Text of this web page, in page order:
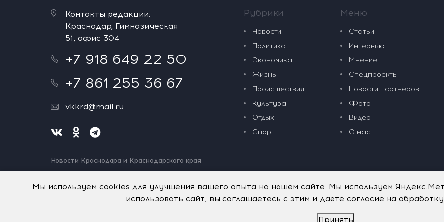
Контакты редакции:
Краснодар, Гимназическая
51, офис 304
+7 918 649 22 50
+7 861 255 36 67
vkkrd@mail.ru
Новости Краснодара и Краснодарского края
Нашли ошибку? Выделите и нажмите Ctrl+Enter.
Рубрики
Новости
Политика
Экономика
Жизнь
Происшествия
Культура
Отдых
Спорт
Меню
Статьи
Интервью
Мнение
Спецпроекты
Новости партнеров
Фото
Видео
О нас
Политика обработки персональных данных
Мы используем cookies для улучшения вашего опыта на нашем сайте. Мы используем
использовать сайт, вы соглашаетесь с этим и даете согласие на
Принять